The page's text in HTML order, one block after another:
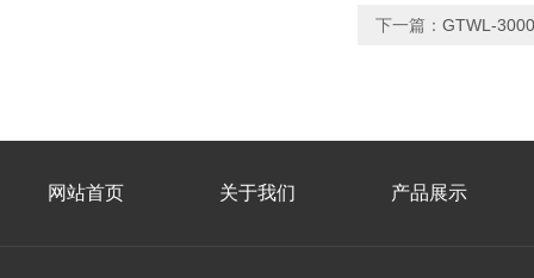
下一篇： GTWL-
网站首页 关于我们 产品展示